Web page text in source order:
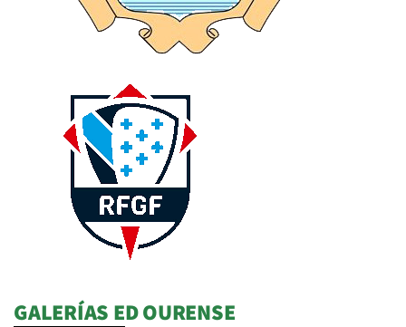
GALERÍAS ED OURENSE